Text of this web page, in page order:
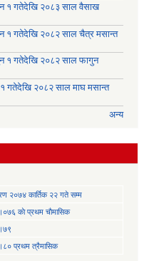
१ गतेदेखि २०८३ साल वैसाख
१ गतेदेखि २०८२ साल चैत्र मसान्त
१ गतेदेखि २०८२ साल फागुन
गतेदेखि २०८२ साल माघ मसान्त
अन्य
२०७४ कार्तिक २२ गते सम्म
काे प्रथम चाैमासिक
प्रथम त्रैमासिक